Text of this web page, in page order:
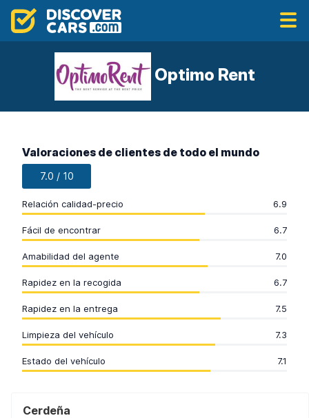
Optimo Rent
Valoraciones de clientes de todo el mundo
7.0 / 10
Relación calidad-precio 6.9
Fácil de encontrar 6.7
Amabilidad del agente 7.0
Rapidez en la recogida 6.7
Rapidez en la entrega 7.5
Limpieza del vehículo 7.3
Estado del vehículo 7.1
Cerdeña